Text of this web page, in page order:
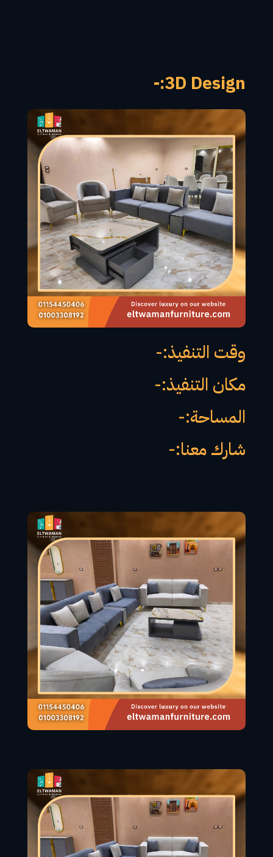
3D Design:-
وقت التنفيذ:-
مكان التنفيذ:-
المساحة:-
شارك معنا:-